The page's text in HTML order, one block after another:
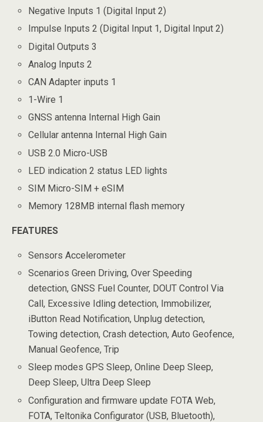
Negative Inputs 1 (Digital Input 2)
Impulse Inputs 2 (Digital Input 1, Digital Input 2)
Digital Outputs 3
Analog Inputs 2
CAN Adapter inputs 1
1-Wire 1
GNSS antenna Internal High Gain
Cellular antenna Internal High Gain
USB 2.0 Micro-USB
LED indication 2 status LED lights
SIM Micro-SIM + eSIM
Memory 128MB internal flash memory
FEATURES
Sensors Accelerometer
Scenarios Green Driving, Over Speeding
detection, GNSS Fuel Counter, DOUT Control Via
Call, Excessive Idling detection, Immobilizer,
iButton Read Notification, Unplug detection,
Towing detection, Crash detection, Auto Geofence,
Manual Geofence, Trip
Sleep modes GPS Sleep, Online Deep Sleep,
Deep Sleep, Ultra Deep Sleep
Configuration and firmware update FOTA Web,
FOTA, Teltonika Configurator (USB, Bluetooth),